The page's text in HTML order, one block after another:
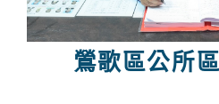
鶯歌區公所